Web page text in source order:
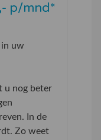
p/mnd*
uw
u nog beter
In de
Zo weet